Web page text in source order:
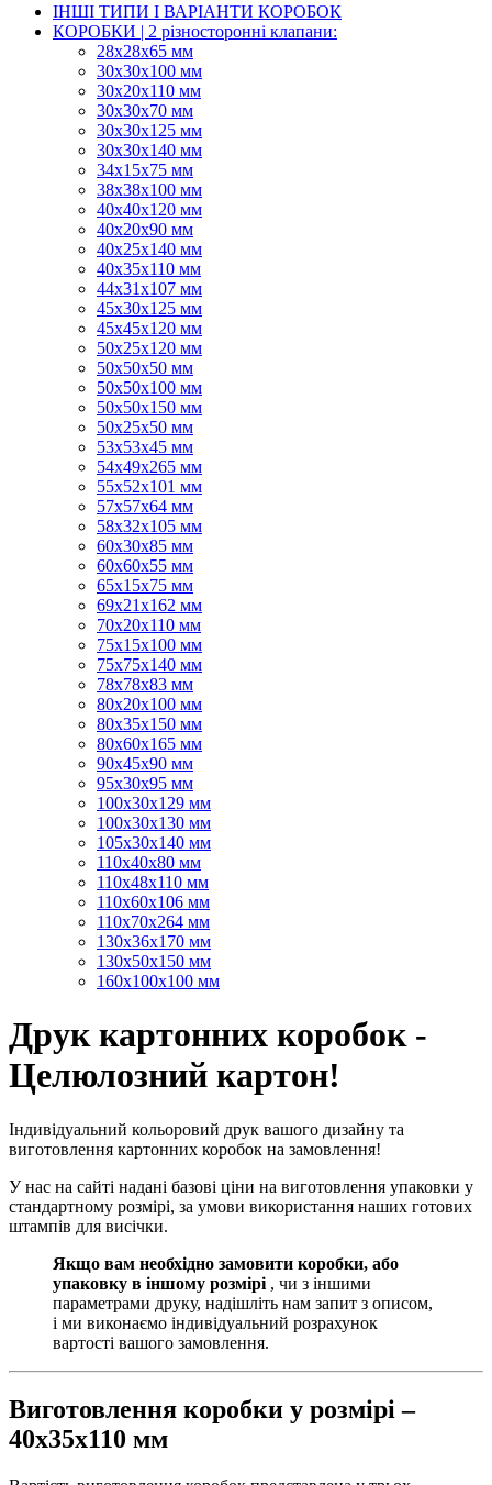
ІНШІ ТИПИ І ВАРІАНТИ КОРОБОК
КОРОБКИ | 2 різносторонні клапани:
28х28х65 мм
30х30х100 мм
30х20х110 мм
30х30х70 мм
30х30х125 мм
30х30х140 мм
34х15х75 мм
38х38х100 мм
40х40х120 мм
40х20х90 мм
40х25х140 мм
40х35х110 мм
44х31х107 мм
45х30х125 мм
45х45х120 мм
50х25х120 мм
50х50х50 мм
50х50х100 мм
50х50х150 мм
50х25х50 мм
53х53х45 мм
54х49х265 мм
55х52х101 мм
57х57х64 мм
58х32х105 мм
60х30х85 мм
60х60х55 мм
65х15х75 мм
69х21х162 мм
70х20х110 мм
75х15х100 мм
75х75х140 мм
78х78х83 мм
80х20х100 мм
80х35х150 мм
80х60х165 мм
90х45х90 мм
95х30х95 мм
100х30х129 мм
100х30х130 мм
105х30х140 мм
110х40х80 мм
110х48х110 мм
110х60х106 мм
110х70х264 мм
130х36х170 мм
130х50х150 мм
160х100х100 мм
Друк картонних коробок -
Целюлозний картон!
Індивідуальний кольоровий друк вашого дизайну та
виготовлення картонних коробок на замовлення!
У нас на сайті надані базові ціни на виготовлення упаковки у
стандартному розмірі, за умови використання наших готових
штампів для висічки.
Якщо вам необхідно замовити коробки, або
упаковку в іншому розмірі , чи з іншими
параметрами друку, надішліть нам запит з описом,
і ми виконаємо індивідуальний розрахунок
вартості вашого замовлення.
Виготовлення коробки у розмірі –
40х35х110 мм